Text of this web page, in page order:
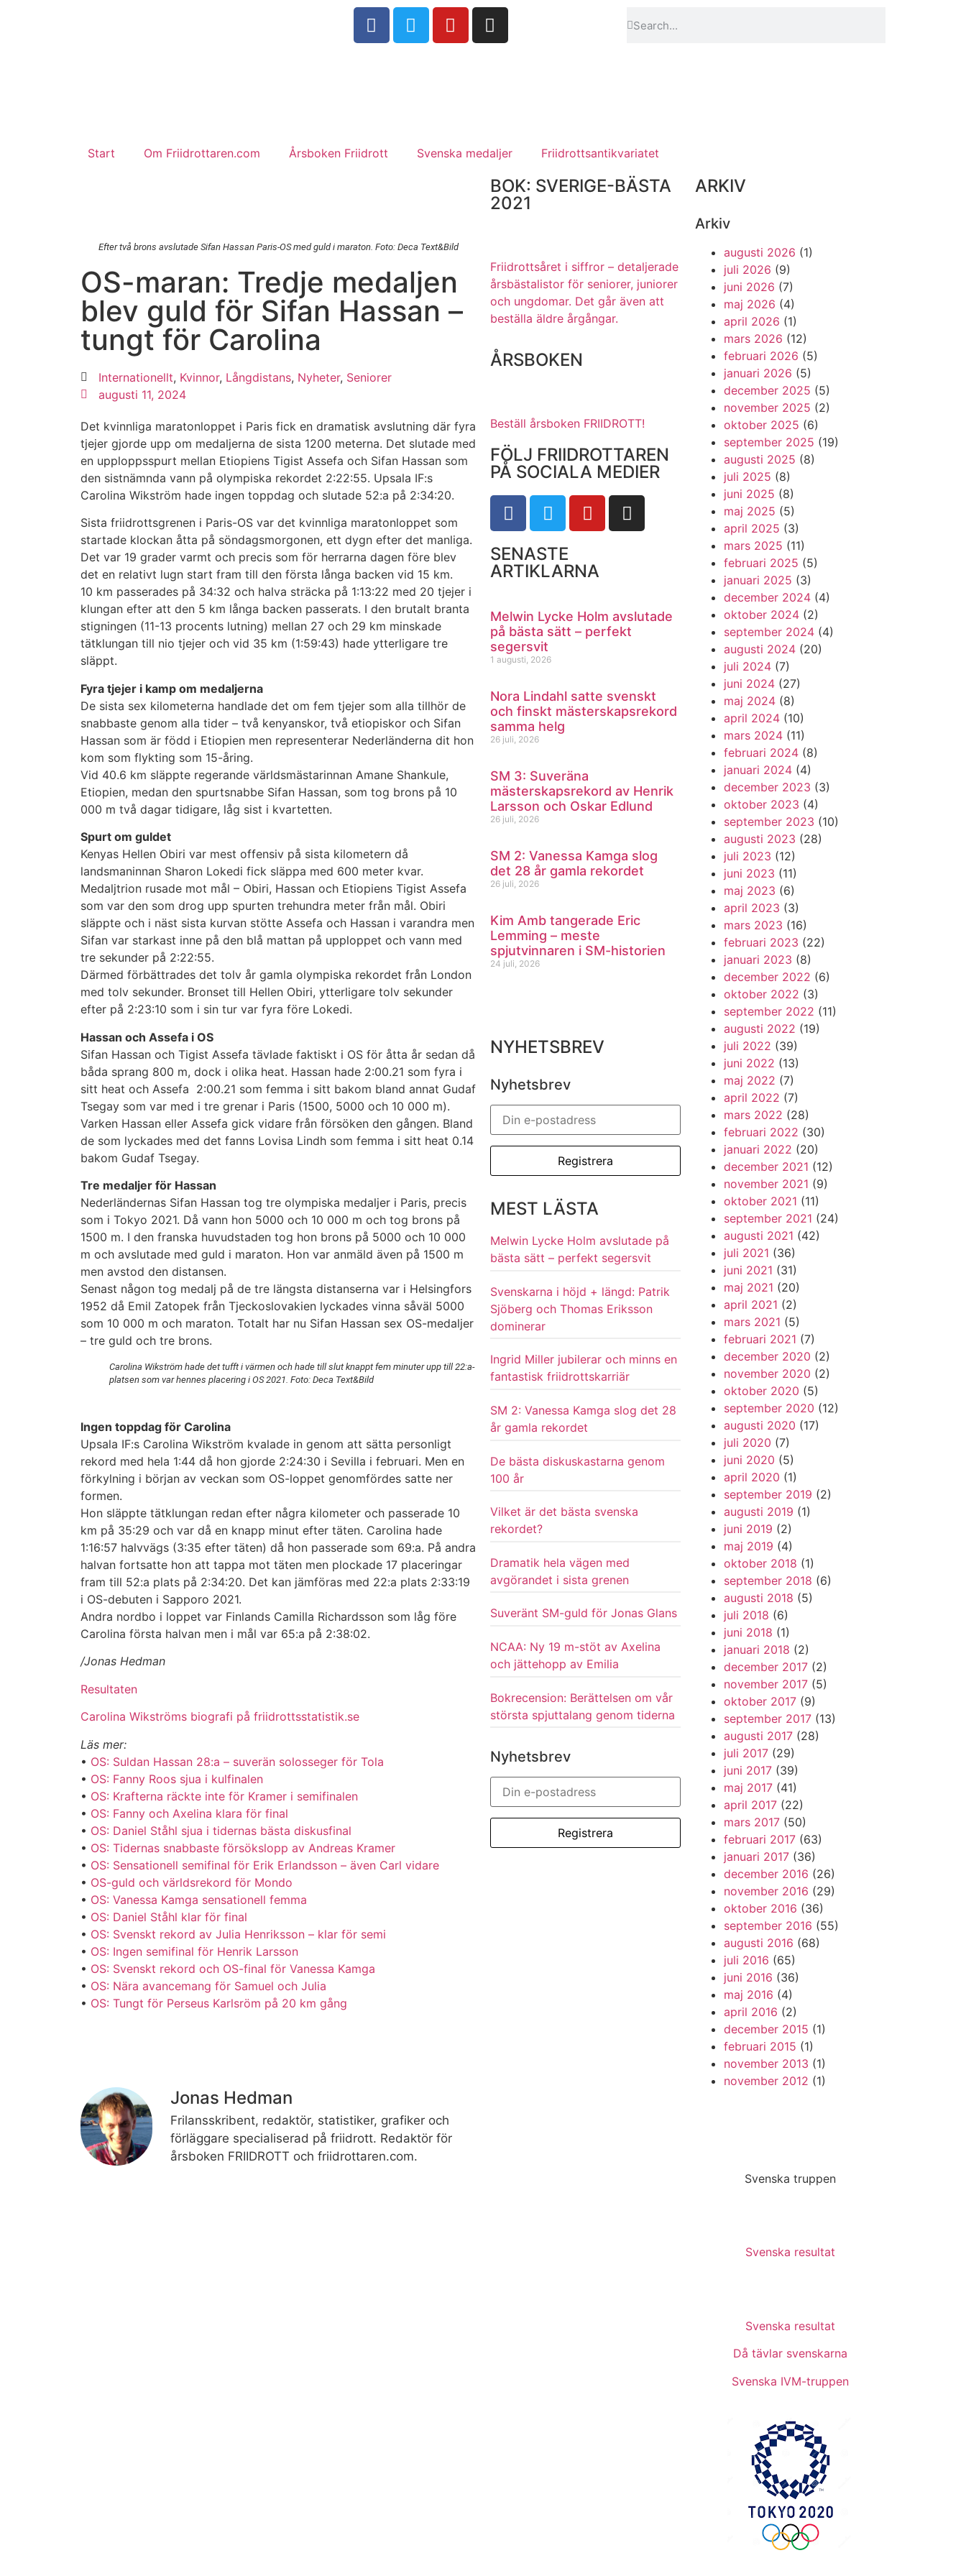
Start Om Friidrottaren.com Årsboken Friidrott Svenska medaljer Friidrottsantikvariatet
Efter två brons avslutade Sifan Hassan Paris-OS med guld i maraton. Foto: Deca Text&Bild
OS-maran: Tredje medaljen
blev guld för Sifan Hassan –
tungt för Carolina
Internationellt, Kvinnor, Långdistans, Nyheter, Seniorer
augusti 11, 2024
Det kvinnliga maratonloppet i Paris fick en dramatisk avslutning där fyra
tjejer gjorde upp om medaljerna de sista 1200 meterna. Det slutade med
en upploppsspurt mellan Etiopiens Tigist Assefa och Sifan Hassan som
den sistnämnda vann på olympiska rekordet 2:22:55. Upsala IF:s
Carolina Wikström hade ingen toppdag och slutade 52:a på 2:34:20.
Sista friidrottsgrenen i Paris-OS var det kvinnliga maratonloppet som
startade klockan åtta på söndagsmorgonen, ett dygn efter det manliga.
Det var 19 grader varmt och precis som för herrarna dagen före blev
det en relativt lugn start fram till den första långa backen vid 15 km.
10 km passerades på 34:32 och halva sträcka på 1:13:22 med 20 tjejer i
klungan efter att den 5 km långa backen passerats. I den brutalt branta
stigningen (11-13 procents lutning) mellan 27 och 29 km minskade
tätklungan till nio tjejer och vid 35 km (1:59:43) hade ytterligare tre
släppt.
Fyra tjejer i kamp om medaljerna
De sista sex kilometerna handlade det om fem tjejer som alla tillhör de
snabbaste genom alla tider – två kenyanskor, två etiopiskor och Sifan
Hassan som är född i Etiopien men representerar Nederländerna dit hon
kom som flykting som 15-åring.
Vid 40.6 km släppte regerande världsmästarinnan Amane Shankule,
Etiopien, medan den spurtsnabbe Sifan Hassan, som tog brons på 10
000 m två dagar tidigare, låg sist i kvartetten.
Spurt om guldet
Kenyas Hellen Obiri var mest offensiv på sista kilometern då
landsmaninnan Sharon Lokedi fick släppa med 600 meter kvar.
Medaljtrion rusade mot mål – Obiri, Hassan och Etiopiens Tigist Assefa
som var den som drog upp spurten trehundra meter från mål. Obiri
släppte och i näst sista kurvan stötte Assefa och Hassan i varandra men
Sifan var starkast inne på den blå mattan på upploppet och vann med
tre sekunder på 2:22:55.
Därmed förbättrades det tolv år gamla olympiska rekordet från London
med tolv sekunder. Bronset till Hellen Obiri, ytterligare tolv sekunder
efter på 2:23:10 som i sin tur var fyra före Lokedi.
Hassan och Assefa i OS
Sifan Hassan och Tigist Assefa tävlade faktiskt i OS för åtta år sedan då
båda sprang 800 m, dock i olika heat. Hassan hade 2:00.21 som fyra i
sitt heat och Assefa 2:00.21 som femma i sitt bakom bland annat Gudaf
Tsegay som var med i tre grenar i Paris (1500, 5000 och 10 000 m).
Varken Hassan eller Assefa gick vidare från försöken den gången. Bland
de som lyckades med det fanns Lovisa Lindh som femma i sitt heat 0.14
bakom Gudaf Tsegay.
Tre medaljer för Hassan
Nederländernas Sifan Hassan tog tre olympiska medaljer i Paris, precis
som i Tokyo 2021. Då vann hon 5000 och 10 000 m och tog brons på
1500 m. I den franska huvudstaden tog hon brons på 5000 och 10 000
m och avslutade med guld i maraton. Hon var anmäld även på 1500 m
men avstod den distansen.
Senast någon tog medalj på de tre längsta distanserna var i Helsingfors
1952 då Emil Zatopek från Tjeckoslovakien lyckades vinna såväl 5000
som 10 000 m och maraton. Totalt har nu Sifan Hassan sex OS-medaljer
– tre guld och tre brons.
Carolina Wikström hade det tufft i värmen och hade till slut knappt fem minuter upp till 22:a-
platsen som var hennes placering i OS 2021. Foto: Deca Text&Bild
Ingen toppdag för Carolina
Upsala IF:s Carolina Wikström kvalade in genom att sätta personligt
rekord med hela 1:44 då hon gjorde 2:24:30 i Sevilla i februari. Men en
förkylning i början av veckan som OS-loppet genomfördes satte ner
formen.
Hon släppte tätklungan redan efter några kilometer och passerade 10
km på 35:29 och var då en knapp minut efter täten. Carolina hade
1:16:57 halvvägs (3:35 efter täten) då hon passerade som 69:a. På andra
halvan fortsatte hon att tappa mot täten men plockade 17 placeringar
fram till 52:a plats på 2:34:20. Det kan jämföras med 22:a plats 2:33:19
i OS-debuten i Sapporo 2021.
Andra nordbo i loppet var Finlands Camilla Richardsson som låg före
Carolina första halvan men i mål var 65:a på 2:38:02.
/Jonas Hedman
Resultaten
Carolina Wikströms biografi på friidrottsstatistik.se
Läs mer:
• OS: Suldan Hassan 28:a – suverän solosseger för Tola
• OS: Fanny Roos sjua i kulfinalen
• OS: Krafterna räckte inte för Kramer i semifinalen
• OS: Fanny och Axelina klara för final
• OS: Daniel Ståhl sjua i tidernas bästa diskusfinal
• OS: Tidernas snabbaste försökslopp av Andreas Kramer
• OS: Sensationell semifinal för Erik Erlandsson – även Carl vidare
• OS-guld och världsrekord för Mondo
• OS: Vanessa Kamga sensationell femma
• OS: Daniel Ståhl klar för final
• OS: Svenskt rekord av Julia Henriksson – klar för semi
• OS: Ingen semifinal för Henrik Larsson
• OS: Svenskt rekord och OS-final för Vanessa Kamga
• OS: Nära avancemang för Samuel och Julia
• OS: Tungt för Perseus Karlsröm på 20 km gång
Jonas Hedman
Frilansskribent, redaktör, statistiker, grafiker och
förläggare specialiserad på friidrott. Redaktör för
årsboken FRIIDROTT och friidrottaren.com.
BOK: SVERIGE-BÄSTA
2021
Friidrottsåret i siffror – detaljerade
årsbästalistor för seniorer, juniorer
och ungdomar. Det går även att
beställa äldre årgångar.
ÅRSBOKEN
Beställ årsboken FRIIDROTT!
FÖLJ FRIIDROTTAREN
PÅ SOCIALA MEDIER
SENASTE
ARTIKLARNA
Melwin Lycke Holm avslutade
på bästa sätt – perfekt
segersvit
1 augusti, 2026
Nora Lindahl satte svenskt
och finskt mästerskapsrekord
samma helg
26 juli, 2026
SM 3: Suveräna
mästerskapsrekord av Henrik
Larsson och Oskar Edlund
26 juli, 2026
SM 2: Vanessa Kamga slog
det 28 år gamla rekordet
26 juli, 2026
Kim Amb tangerade Eric
Lemming – meste
spjutvinnaren i SM-historien
24 juli, 2026
NYHETSBREV
Nyhetsbrev
MEST LÄSTA
Melwin Lycke Holm avslutade på
bästa sätt – perfekt segersvit
Svenskarna i höjd + längd: Patrik
Sjöberg och Thomas Eriksson
dominerar
Ingrid Miller jubilerar och minns en
fantastisk friidrottskarriär
SM 2: Vanessa Kamga slog det 28
år gamla rekordet
De bästa diskuskastarna genom
100 år
Vilket är det bästa svenska
rekordet?
Dramatik hela vägen med
avgörandet i sista grenen
Suveränt SM-guld för Jonas Glans
NCAA: Ny 19 m-stöt av Axelina
och jättehopp av Emilia
Bokrecension: Berättelsen om vår
största spjuttalang genom tiderna
Nyhetsbrev
ARKIV
Arkiv
augusti 2026 (1)
juli 2026 (9)
juni 2026 (7)
maj 2026 (4)
april 2026 (1)
mars 2026 (12)
februari 2026 (5)
januari 2026 (5)
december 2025 (5)
november 2025 (2)
oktober 2025 (6)
september 2025 (19)
augusti 2025 (8)
juli 2025 (8)
juni 2025 (8)
maj 2025 (5)
april 2025 (3)
mars 2025 (11)
februari 2025 (5)
januari 2025 (3)
december 2024 (4)
oktober 2024 (2)
september 2024 (4)
augusti 2024 (20)
juli 2024 (7)
juni 2024 (27)
maj 2024 (8)
april 2024 (10)
mars 2024 (11)
februari 2024 (8)
januari 2024 (4)
december 2023 (3)
oktober 2023 (4)
september 2023 (10)
augusti 2023 (28)
juli 2023 (12)
juni 2023 (11)
maj 2023 (6)
april 2023 (3)
mars 2023 (16)
februari 2023 (22)
januari 2023 (8)
december 2022 (6)
oktober 2022 (3)
september 2022 (11)
augusti 2022 (19)
juli 2022 (39)
juni 2022 (13)
maj 2022 (7)
april 2022 (7)
mars 2022 (28)
februari 2022 (30)
januari 2022 (20)
december 2021 (12)
november 2021 (9)
oktober 2021 (11)
september 2021 (24)
augusti 2021 (42)
juli 2021 (36)
juni 2021 (31)
maj 2021 (20)
april 2021 (2)
mars 2021 (5)
februari 2021 (7)
december 2020 (2)
november 2020 (2)
oktober 2020 (5)
september 2020 (12)
augusti 2020 (17)
juli 2020 (7)
juni 2020 (5)
april 2020 (1)
september 2019 (2)
augusti 2019 (1)
juni 2019 (2)
maj 2019 (4)
oktober 2018 (1)
september 2018 (6)
augusti 2018 (5)
juli 2018 (6)
juni 2018 (1)
januari 2018 (2)
december 2017 (2)
november 2017 (5)
oktober 2017 (9)
september 2017 (13)
augusti 2017 (28)
juli 2017 (29)
juni 2017 (39)
maj 2017 (41)
april 2017 (22)
mars 2017 (50)
februari 2017 (63)
januari 2017 (36)
december 2016 (26)
november 2016 (29)
oktober 2016 (36)
september 2016 (55)
augusti 2016 (68)
juli 2016 (65)
juni 2016 (36)
maj 2016 (4)
april 2016 (2)
december 2015 (1)
februari 2015 (1)
november 2013 (1)
november 2012 (1)
Svenska truppen
Svenska resultat
Svenska resultat
Då tävlar svenskarna
Svenska IVM-truppen